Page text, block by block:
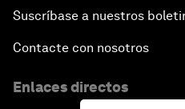
Suscríbase a nuestros
Contacte con nosotros
Enlaces directos